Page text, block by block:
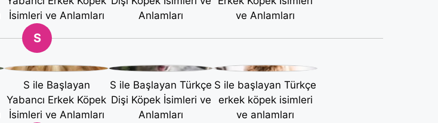
İsimleri ve Anlamları
Anlamları
ve Anlamları
S
S ile Başlayan
Yabancı Erkek Köpek
İsimleri ve Anlamları
S ile Başlayan Türkçe
Dişi Köpek İsimleri ve
Anlamları
S ile başlayan Türkçe
erkek köpek isimleri
ve anlamları